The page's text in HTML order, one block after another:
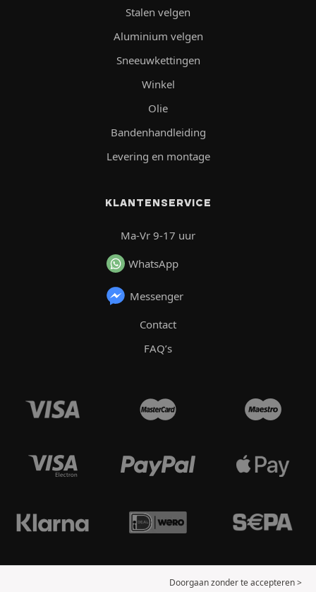
Stalen velgen
Aluminium velgen
Sneeuwkettingen
Winkel
Olie
Bandenhandleiding
Levering en montage
KLANTENSERVICE
Ma-Vr 9-17 uur
WhatsApp
Messenger
Contact
FAQ’s
Doorgaan zonder te accepteren >